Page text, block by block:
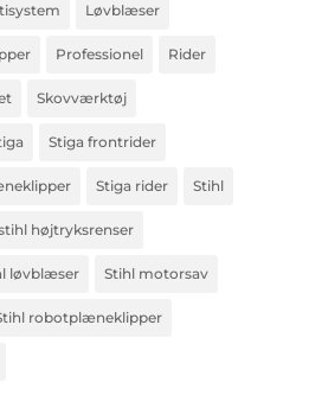
Løvblæser
Professionel Rider
Skovværktøj
Stiga frontrider
Stiga rider Stihl
højtryksrenser
løvblæser Stihl motorsav
robotplæneklipper